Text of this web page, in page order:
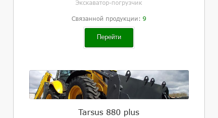
Экскаватор-погрузчик
Связанной продукции: 9
Перейти
Tarsus 880 plus